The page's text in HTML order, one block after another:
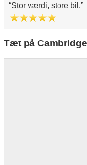
Stor værdi, store bil.
Tæt på Cambridge